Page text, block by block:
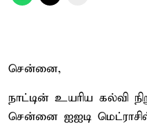
சென்னை,
நாட்டின் உயரிய கல்வி
சென்னை ஐஐடி